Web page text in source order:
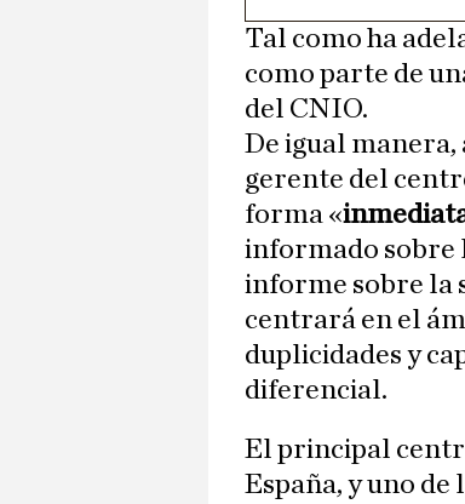
Tal como ha
como parte de
del CNIO.
De igual manera,
gerente del
forma «
informado sobre
informe sobre la
centrará en el
duplicidades y
diferencial.
El principal
España, y uno